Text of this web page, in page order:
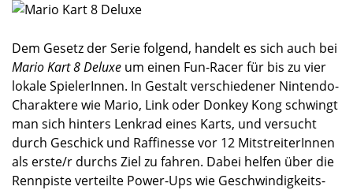
Dem Gesetz der Serie folgend, handelt es sich auch bei
Mario Kart 8 Deluxe um einen Fun-Racer für bis zu vier
lokale SpielerInnen. In Gestalt verschiedener Nintendo-
Charaktere wie Mario, Link oder Donkey Kong schwingt
man sich hinters Lenkrad eines Karts, und versucht
durch Geschick und Raffinesse vor 12 MitstreiterInnen
als erste/r durchs Ziel zu fahren. Dabei helfen über die
Rennpiste verteilte Power-Ups wie Geschwindigkeits-